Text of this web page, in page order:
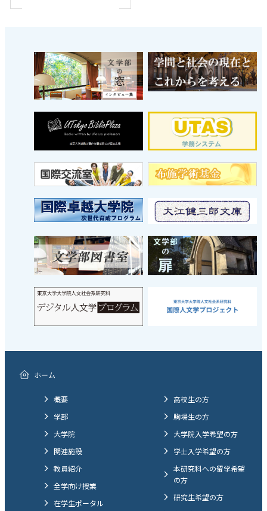
ホーム
概要
学部
大学院
関連施設
教員紹介
全学向け授業
在学生ポータル
高校生の方
駒場生の方
大学院入学希望の方
学士入学希望の方
本研究科への留学希望
の方
研究生希望の方